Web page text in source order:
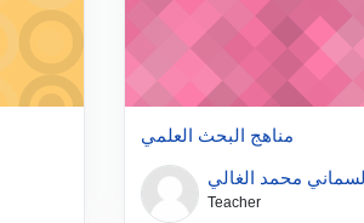
مناهج البحث العلمي
Teacher